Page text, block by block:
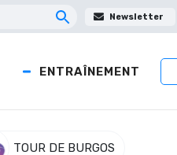
Newsletter
ENTRAÎNEMENT
TOUR DE BURGOS